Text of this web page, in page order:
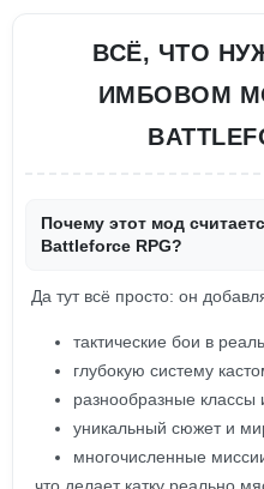
ВСЁ, ЧТО
ИМБОВОМ
Почему этот мод
Battleforce RPG?
Да тут всё просто: он
тактические бои в
глубокую систему
разнообразные классы
уникальный сюжет и
многочисленные